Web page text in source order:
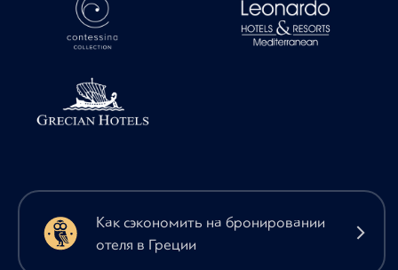
Как сэкономить на бронировании
отеля в Греции